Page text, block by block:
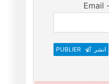
PUBLIER انشر